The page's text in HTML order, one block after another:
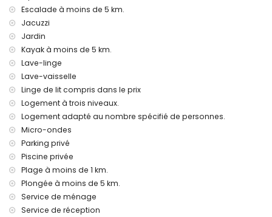
internet (WiFi)
fer et planche à repasser
linge de lit et serviettes
service de réception et service d'urgence 24 heures sur 24
service de ménage deux fois par semaine
console de jeux (PlayStation 3) et table de ping-pong
chauffage central et climatisation
Équipements et services en supplément
service d'aéroport
lit supplémentaire (sur demande)
Divertissements et activités de loisirs pour vos vacances à
Moraira, Costa Blanca
théâtre, discothèque, bar et promenade (El Portet) (à moins
de 5 kilomètres de la maison)
Curiosités et culture à Moraira, Costa Blanca
Escalade à moins de 5 km.
Jacuzzi
Jardin
Kayak à moins de 5 km.
Lave-linge
Lave-vaisselle
Linge de lit compris dans le prix
Logement à trois niveaux.
Logement adapté au nombre spécifié de personnes.
Micro-ondes
Parking privé
Piscine privée
Plage à moins de 1 km.
Plongée à moins de 5 km.
Service de ménage
Service de réception